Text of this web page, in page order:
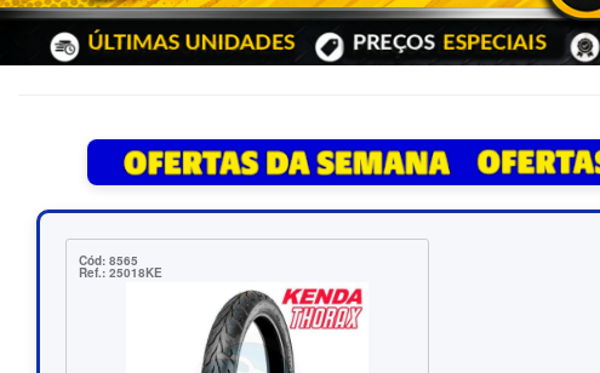
Cód: 8565
Ref.: 25018KE